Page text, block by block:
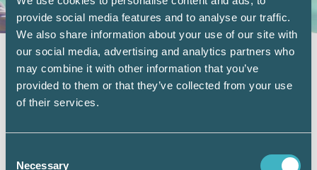
provide social media features and to analyse our traffic.
We also share information about your use of our site with
our social media, advertising and analytics partners who
may combine it with other information that you’ve
provided to them or that they’ve collected from your use
of their services.
Necessary
SRFKONSULT.SE 23 juni 2026
Sjukskrivning och semester – vad
gäller?
som ofta väcker frågor hos både arbetsgivare